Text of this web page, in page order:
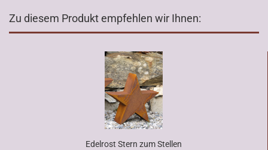
Zu diesem Produkt empfehlen wir Ihnen:
Edelrost Stern zum Stellen